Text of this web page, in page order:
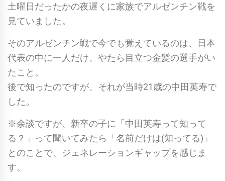
土曜日だったかの夜遅くに家族でアルゼンチン戦を
見ていました。
そのアルゼンチン戦で今でも覚えているのは、日本
代表の中に一人だけ、やたら目立つ金髪の選手がい
たこと。
後で知ったのですが、それが当時21歳の中田英寿で
した。
※余談ですが、新卒の子に「中田英寿って知って
る？」って聞いてみたら「名前だけは(知ってる)」
とのことで、ジェネレーションギャップを感じま
す。